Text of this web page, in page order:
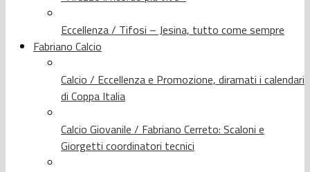
Eccellenza / Tifosi – Jesina, tutto come sempre
Fabriano Calcio
Calcio / Eccellenza e Promozione, diramati i calendari
di Coppa Italia
Calcio Giovanile / Fabriano Cerreto: Scaloni e
Giorgetti coordinatori tecnici